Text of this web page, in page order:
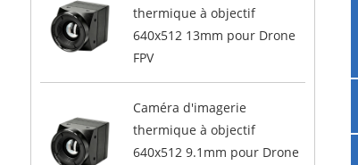
thermique à objectif
640x512 13mm pour Drone
FPV
Caméra d'imagerie
thermique à objectif
640x512 9.1mm pour Drone